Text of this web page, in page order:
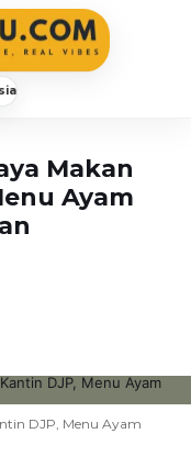
Makan
Ayam
DJP, Menu Ayam